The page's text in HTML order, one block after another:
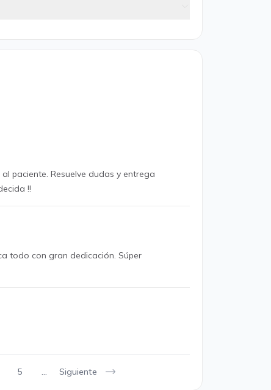
paciente. Resuelve dudas y entrega
!!
todo con gran dedicación. Súper
5 ... Siguiente